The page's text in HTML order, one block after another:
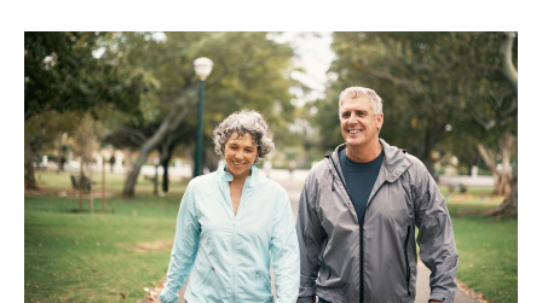
העקרונות
לאריכות
ימים
וחיוניות